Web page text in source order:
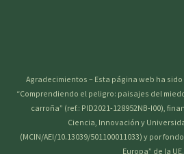
Agradecimientos – Esta página web ha
“Comprendiendo el peligro: paisajes del
carroña” (ref.: PID2021-128952NB-I00),
Ciencia, Innovación y
(MCIN/AEI/10.13039/501100011033) y por
Europa” de la UE.